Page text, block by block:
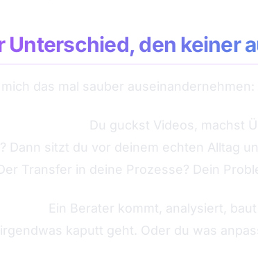
Unterschied, den keiner
mich das mal sauber auseinandernehmen:
Du guckst Videos, machst
Dann sitzt du vor deinem echten Alltag
Transfer in deine Prozesse? Dein
Ein Berater kommt, analysiert,
kaputt geht. Oder du was